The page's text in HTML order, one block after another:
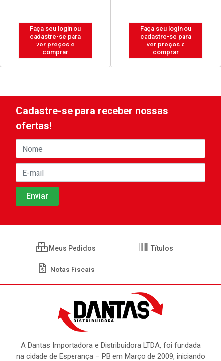
Faça seu login ou
cadastre-se para
ver preços e
comprar
Faça seu login ou
cadastre-se para
ver preços e
comprar
Cadastre-se para receber nossas
ofertas!
Meus Pedidos Títulos
Notas Fiscais
A Dantas Importadora e Distribuidora LTDA, foi fundada
na cidade de Esperança – PB em Março de 2009, iniciando